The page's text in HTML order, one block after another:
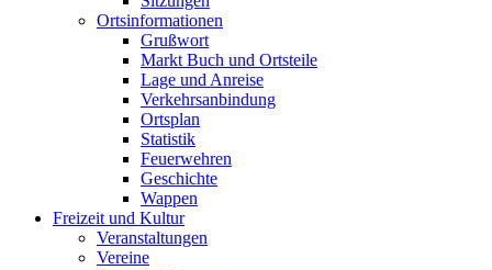
Ortsinformationen
Grußwort
Markt Buch und Ortsteile
Lage und Anreise
Verkehrsanbindung
Ortsplan
Statistik
Feuerwehren
Geschichte
Wappen
Freizeit und Kultur
Veranstaltungen
Vereine